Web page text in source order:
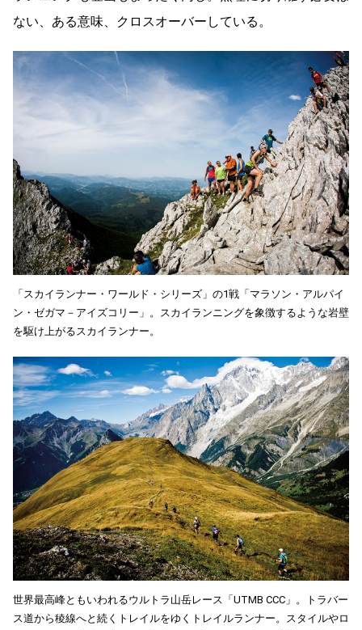
ない、ある意味、クロスオーバーしている。
「スカイランナー・ワールド・シリーズ」の1戦「マラソン・アルパイ
ン・ゼガマ－アイズコリー」。スカイランニングを象徴するような岩壁
を駆け上がるスカイランナー。
世界最高峰ともいわれるウルトラ山岳レース「UTMB CCC」。トラバー
ス道から稜線へと続くトレイルをゆくトレイルランナー。スタイルやロ